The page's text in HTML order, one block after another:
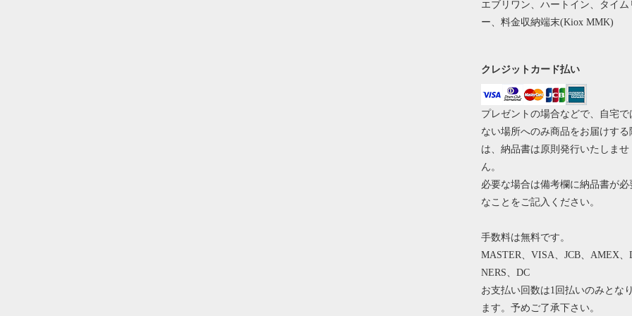
エブリワン、ハートイン、タイム
ー、料金収納端末(Kiox MMK)
クレジットカード払い
プレゼントの場合などで、自宅で
ない場所へのみ商品をお届けする
は、納品書は原則発行いたしませ
ん。
必要な場合は備考欄に納品書が必
なことをご記入ください。
手数料は無料です。
MASTER、VISA、JCB、AMEX、
NERS、DC
お支払い回数は1回払いのみとなり
ます。予めご了承下さい。